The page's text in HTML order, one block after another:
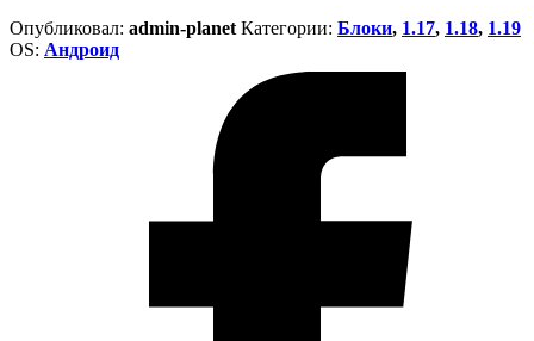
Опубликовал: admin-planet Категории: Блоки, 1.17, 1.18, 1.19
ОS: Андроид